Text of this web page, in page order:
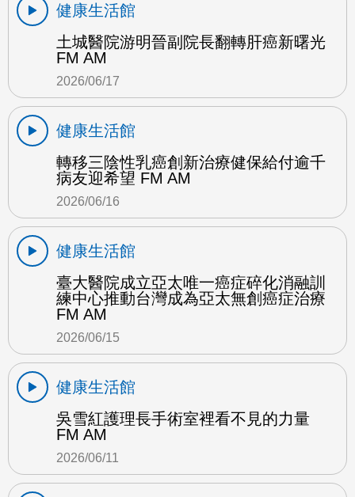
健康生活館
土城醫院游明晉副院長翻轉肝癌新曙光
FM AM
2026/06/17
健康生活館
轉移三陰性乳癌創新治療健保給付逾千
病友迎希望 FM AM
2026/06/16
健康生活館
臺大醫院成立亞太唯一癌症碎化消融訓
練中心推動台灣成為亞太無創癌症治療
FM AM
2026/06/15
健康生活館
吳雪紅護理長手術室裡看不見的力量
FM AM
2026/06/11